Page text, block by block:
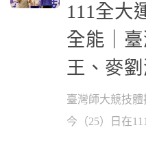
111全大
全能｜
王、麥
臺灣師大競技體
今（25）日在